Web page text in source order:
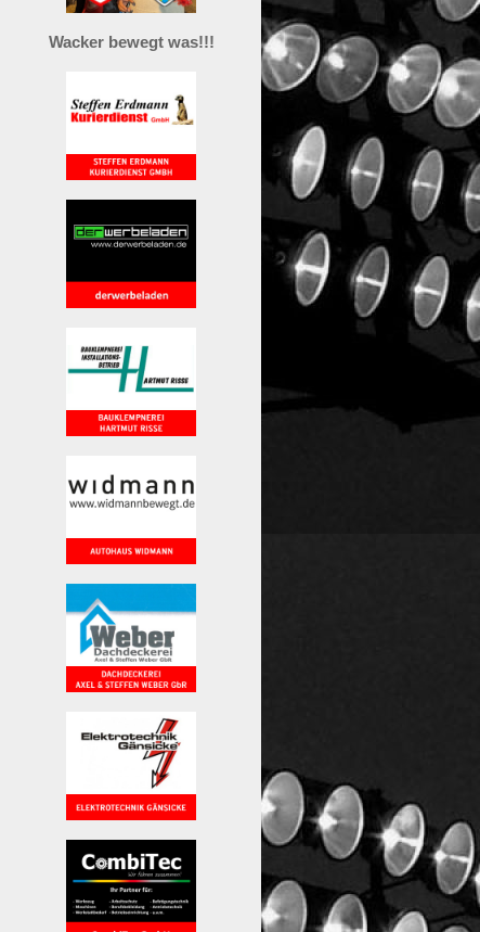
Wacker bewegt was!!!